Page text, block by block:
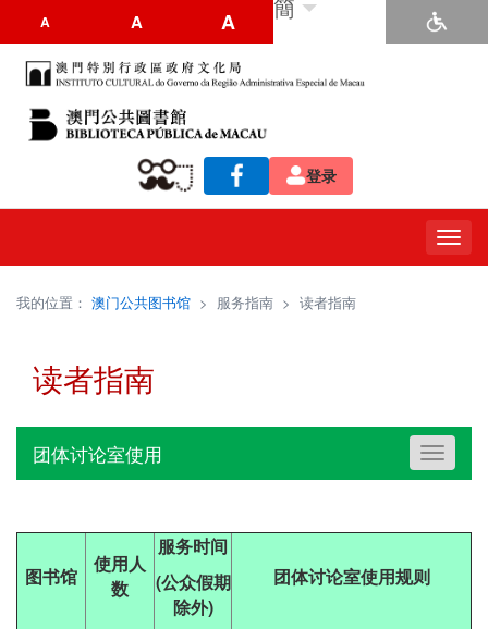
A A A 簡
登录
我的位置： 澳门公共图书馆 > 服务指南 > 读者指南
读者指南
团体讨论室使用
Toggle
图书馆
使用人
数
服务时间
(公众假期
除外)
团体讨论室使用规则